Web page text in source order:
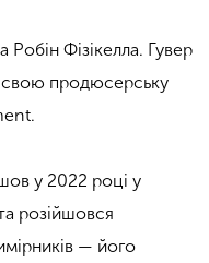
Фізікелла. Гувер
свою продюсерську
у 2022 році у
розійшовся
— його